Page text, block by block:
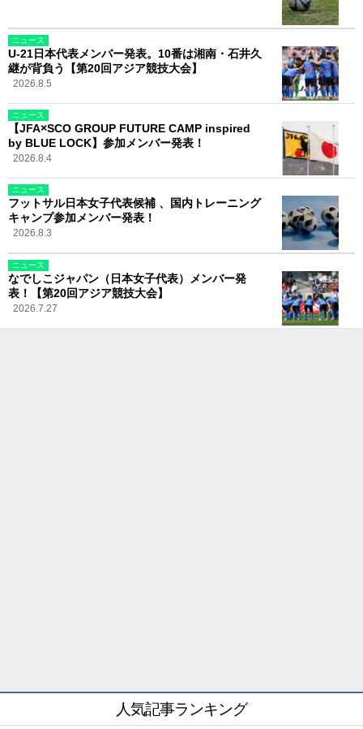
ニュース
U-21日本代表メンバー発表。10番は湘南・石井久
継が背負う【第20回アジア競技大会】
2026.8.5
ニュース
【JFA×SCO GROUP FUTURE CAMP inspired
by BLUE LOCK】参加メンバー発表！
2026.8.4
ニュース
フットサル日本女子代表候補 、国内トレーニング
キャンプ参加メンバー発表！
2026.8.3
ニュース
なでしこジャパン（日本女子代表）メンバー発
表！【第20回アジア競技大会】
2026.7.27
人気記事ランキング